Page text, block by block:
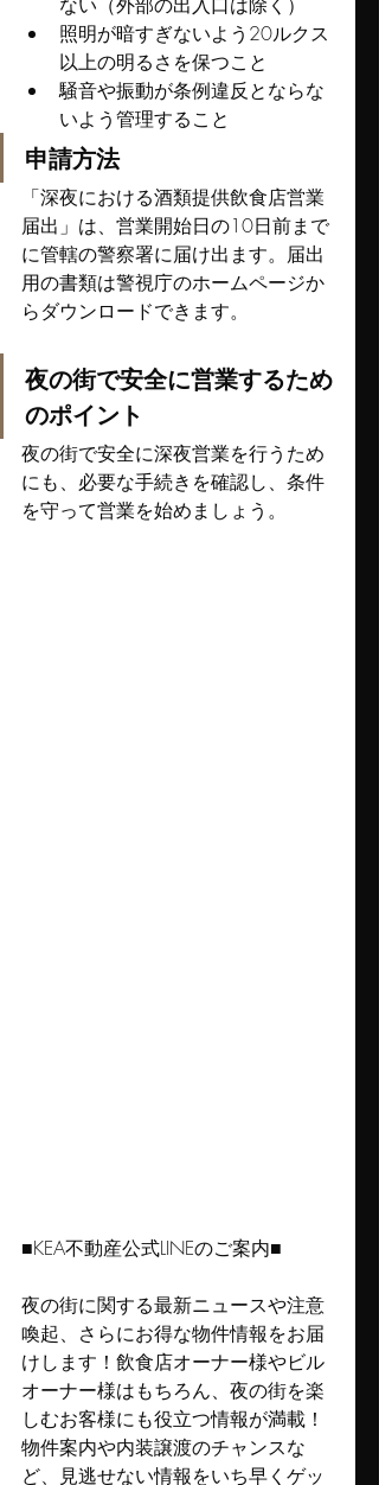
照明が暗すぎないよう20ルクス
以上の明るさを保つこと
騒音や振動が条例違反とならな
いよう管理すること
申請方法
「深夜における酒類提供飲食店営業
届出」は、営業開始日の10日前まで
に管轄の警察署に届け出ます。届出
用の書類は警視庁のホームページか
らダウンロードできます。
夜の街で安全に営業するため
のポイント
夜の街で安全に深夜営業を行うため
にも、必要な手続きを確認し、条件
を守って営業を始めましょう。
■KEA不動産公式LINEのご案内■
夜の街に関する最新ニュースや注意
喚起、さらにお得な物件情報をお届
けします！飲食店オーナー様やビル
オーナー様はもちろん、夜の街を楽
しむお客様にも役立つ情報が満載！
物件案内や内装譲渡のチャンスな
ど、見逃せない情報をいち早くゲッ